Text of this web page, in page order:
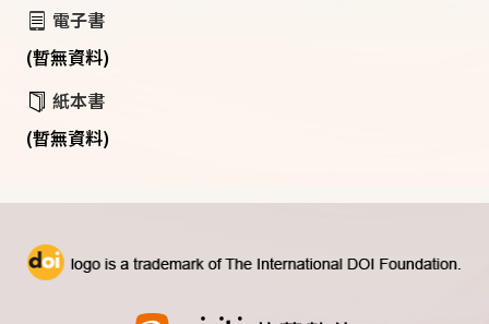
電子書
(暫無資料)
紙本書
(暫無資料)